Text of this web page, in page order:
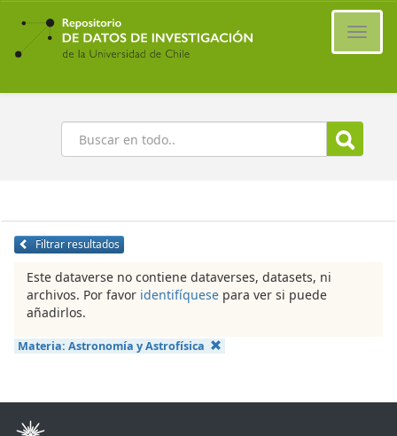
Ir
contenido
principal
Buscar
Filtrar resultados
Este dataverse no contiene dataverses, datasets, ni
archivos. Por favor identifíquese para ver si puede
añadirlos.
Materia: Astronomía y Astrofísica